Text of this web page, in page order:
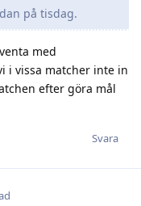
på tisdag.
med
i vissa matcher inte in
efter göra mål
Svara